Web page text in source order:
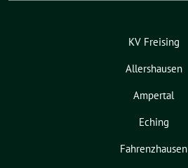
KV Freising
Allershausen
Ampertal
Eching
Fahrenzhausen